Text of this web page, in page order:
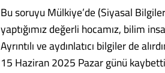
Bu soruyu Mülkiye’de (Siyasal
yaptığımız değerli hocamız, bilim
Ayrıntılı ve aydınlatıcı bilgiler de
15 Haziran 2025 Pazar günü